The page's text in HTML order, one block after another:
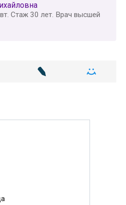
Стаж 30 лет. Врач высшей